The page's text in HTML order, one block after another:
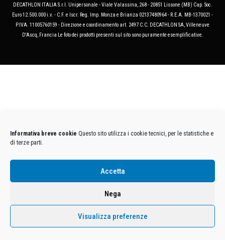
Informativa breve cookie Questo sito utilizza i cookie tecnici, per le statistiche e
di terze parti.
Accetta
Nega
Visualizza preferenze
DECATHLON ITALIA S.r.l. Unipersonale - Viale Valassina, 268 - 20851 Lissone (MB) Cap. Soc.
Euro 12.500.000 i.v. - C.F. e Iscr. Reg. Imp. Monza e Brianza 02137480964 - R.E.A. MB-1370021 -
P.IVA. 11005760159 - Direzione e coordinamento art. 2497 C.C. DECATHLON SA, Villeneuve
D'Ascq, Francia Le foto dei prodotti presenti sul sito sono puramente esemplificative.